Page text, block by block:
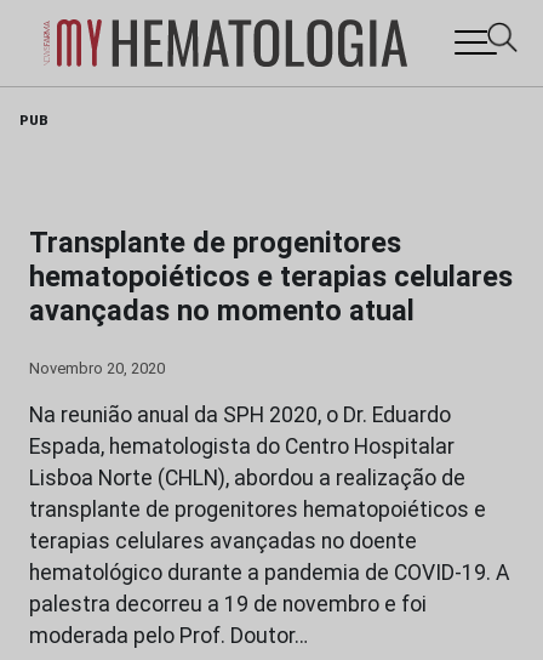
PUB
Transplante de progenitores
hematopoiéticos e terapias celulares
avançadas no momento atual
Novembro 20, 2020
Na reunião anual da SPH 2020, o Dr. Eduardo
Espada, hematologista do Centro Hospitalar
Lisboa Norte (CHLN), abordou a realização de
transplante de progenitores hematopoiéticos e
terapias celulares avançadas no doente
hematológico durante a pandemia de COVID-19. A
palestra decorreu a 19 de novembro e foi
moderada pelo Prof. Doutor…